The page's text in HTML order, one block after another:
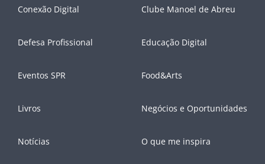
Conexão Digital Clube Manoel de Abreu
Defesa Profissional Educação Digital
Eventos SPR Food&Arts
Livros Negócios e Oportunidades
Notícias O que me inspira